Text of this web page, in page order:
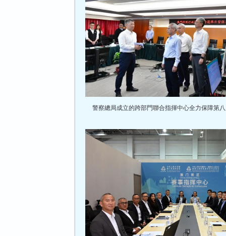
警察總局成立的跨部門聯合指揮中心全力保障第